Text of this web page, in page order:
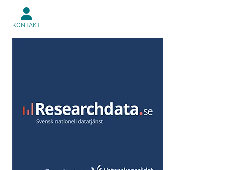
KONTAKT